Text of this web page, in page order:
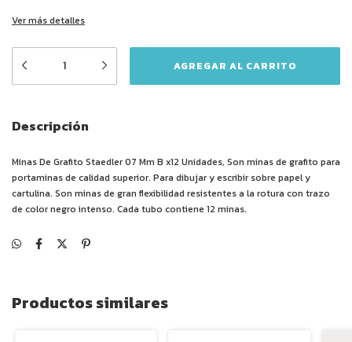
Ver más detalles
Descripción
Minas De Grafito Staedler 07 Mm B x12 Unidades, Son minas de grafito para
portaminas de calidad superior. Para dibujar y escribir sobre papel y
cartulina. Son minas de gran flexibilidad resistentes a la rotura con trazo
de color negro intenso. Cada tubo contiene 12 minas.
Productos similares